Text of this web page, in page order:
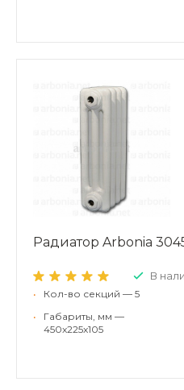
Радиатор Arbonia
В
•
Кол-во секций — 5
•
Габариты, мм —
450x225x105